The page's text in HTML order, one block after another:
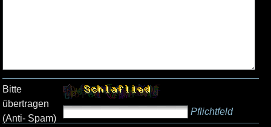
Bitte
übertragen
(Anti- Spam)
Pflichtfeld